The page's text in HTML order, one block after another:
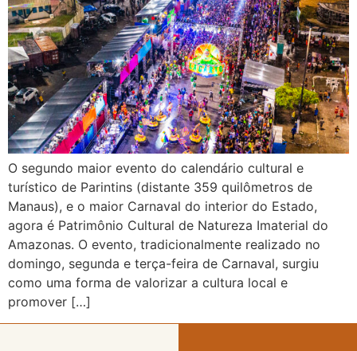
O segundo maior evento do calendário cultural e
turístico de Parintins (distante 359 quilômetros de
Manaus), e o maior Carnaval do interior do Estado,
agora é Patrimônio Cultural de Natureza Imaterial do
Amazonas. O evento, tradicionalmente realizado no
domingo, segunda e terça-feira de Carnaval, surgiu
como uma forma de valorizar a cultura local e
promover […]